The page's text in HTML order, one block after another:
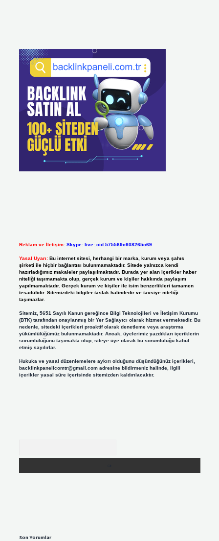
Reklam ve İletişim: Skype: live:.cid.575569c608265c69
Yasal Uyarı: Bu internet sitesi, herhangi bir marka, kurum veya şahıs
şirketi ile hiçbir bağlantısı bulunmamaktadır. Sitede yalnızca kendi
hazırladığımız makaleler paylaşılmaktadır. Burada yer alan içerikler haber
niteliği taşımamakta olup, gerçek kurum ve kişiler hakkında paylaşım
yapılmamaktadır. Gerçek kurum ve kişiler ile isim benzerlikleri tamamen
tesadüfidir. Sitemizdeki bilgiler taslak halindedir ve tavsiye niteliği
taşımazlar.
Sitemiz, 5651 Sayılı Kanun gereğince Bilgi Teknolojileri ve İletişim Kurumu
(BTK) tarafından onaylanmış bir Yer Sağlayıcı olarak hizmet vermektedir. Bu
nedenle, sitedeki içerikleri proaktif olarak denetleme veya araştırma
yükümlülüğümüz bulunmamaktadır. Ancak, üyelerimiz yazdıkları içeriklerin
sorumluluğunu taşımakta olup, siteye üye olarak bu sorumluluğu kabul
etmiş sayılırlar.
Hukuka ve yasal düzenlemelere aykırı olduğunu düşündüğünüz içerikleri,
backlinkpanelicomtr@gmail.comadresine bildirmeniz halinde, ilgili
içerikler yasal süre içerisinde sitemizden kaldırılacaktır.
Son Yorumlar